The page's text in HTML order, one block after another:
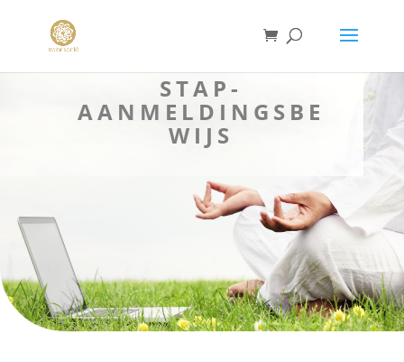
STAP-
AANMELDINGSBE
WIJS